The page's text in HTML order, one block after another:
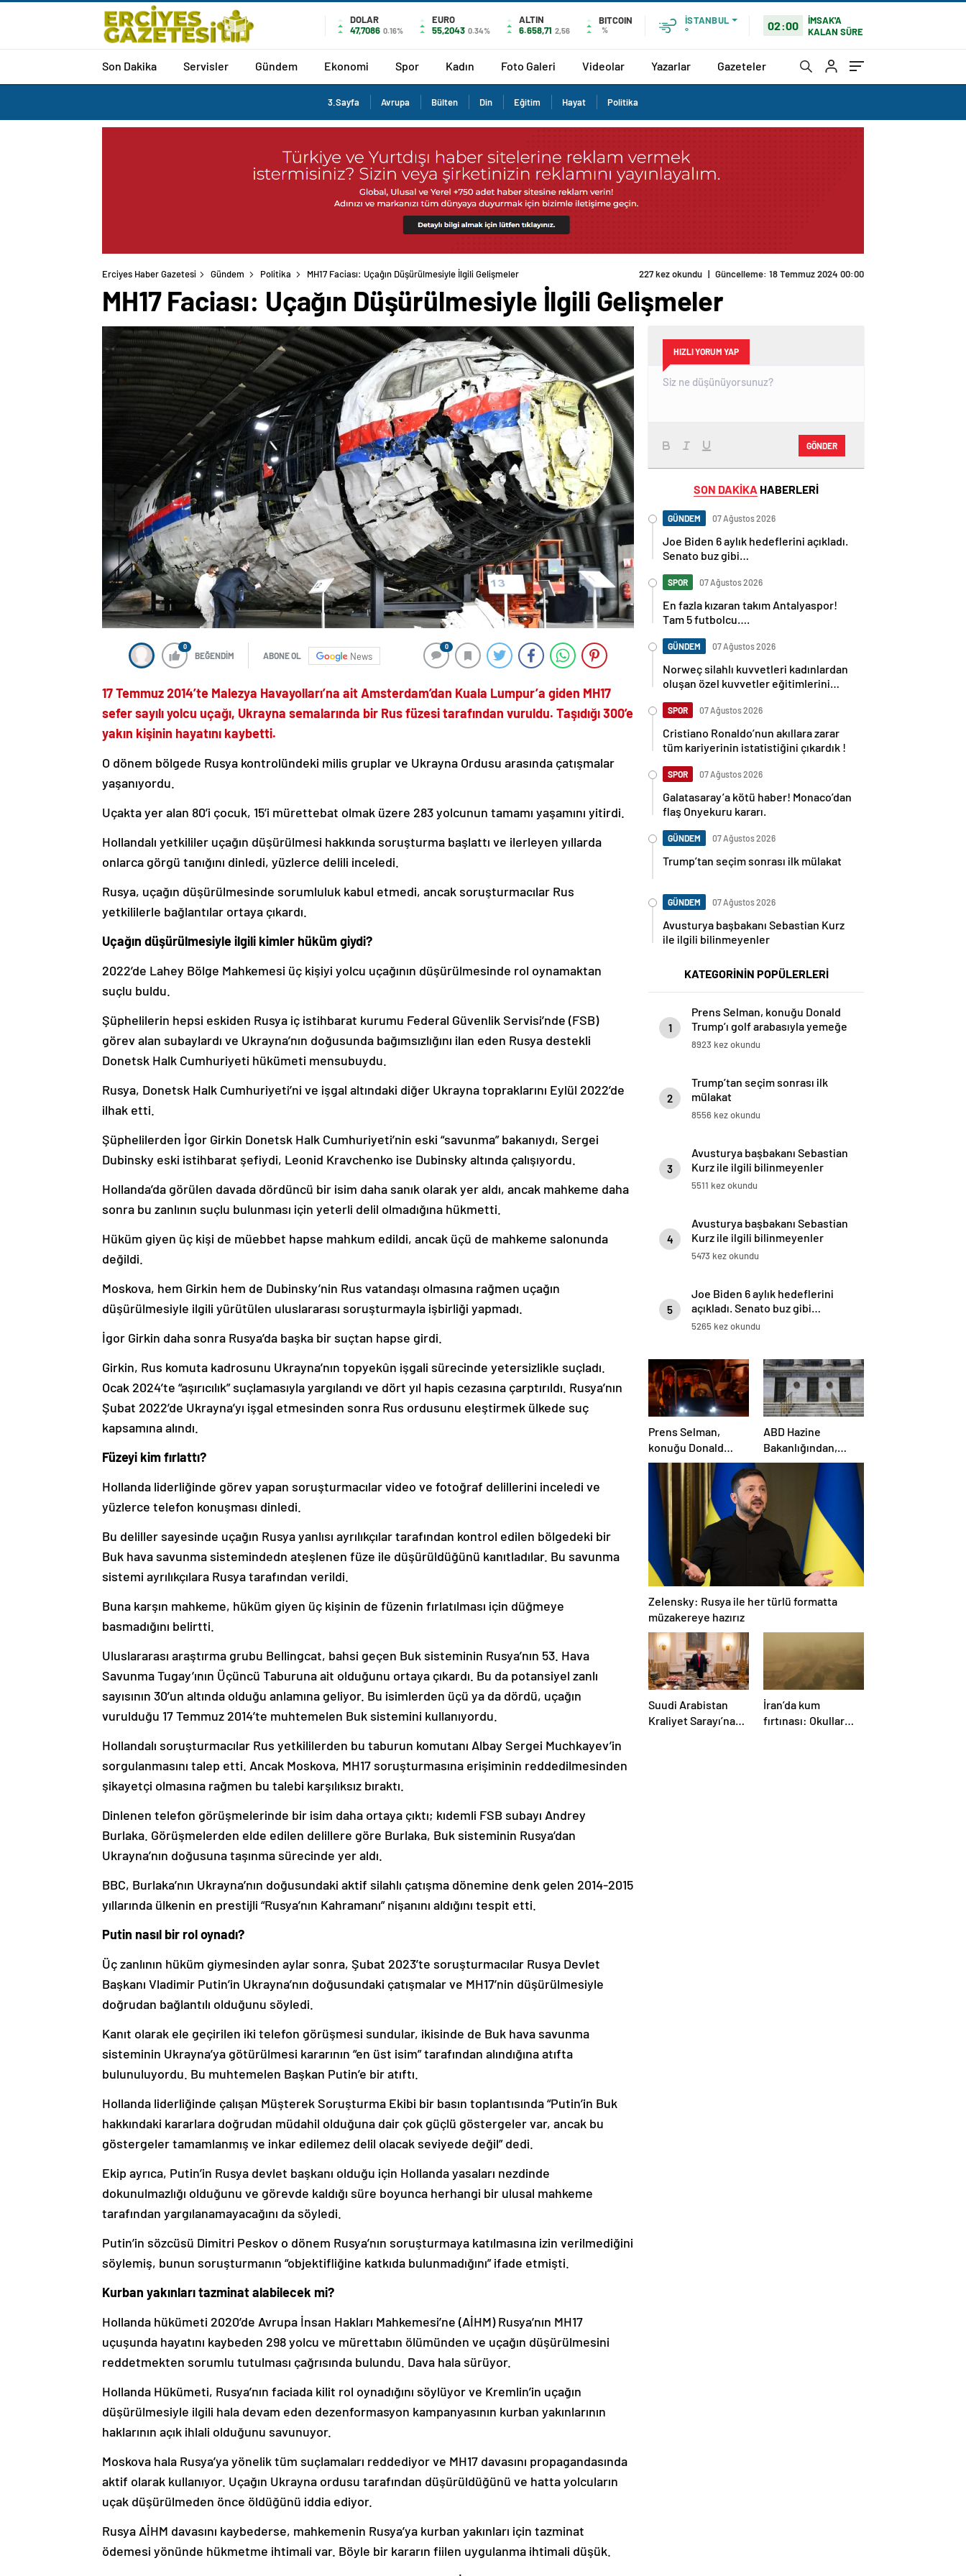
DOLAR
47,7086 0.16%
EURO
55,2043 0.34%
ALTIN
6.658,71 2,56
BITCOIN
%
İSTANBUL
°
02:00
İMSAK'A
KALAN SÜRE
Son Dakika Servisler Gündem Ekonomi Spor Kadın Foto Galeri Videolar Yazarlar Gazeteler
3.Sayfa Avrupa Bülten Din Eğitim Hayat Politika
Erciyes Haber Gazetesi Gündem Politika MH17 Faciası: Uçağın Düşürülmesiyle İlgili Gelişmeler 227 kez okundu | Güncelleme: 18 Temmuz 2024 00:00
MH17 Faciası: Uçağın Düşürülmesiyle İlgili Gelişmeler
0
BEĞENDİM ABONE OL News
0
17 Temmuz 2014’te Malezya Havayolları’na ait Amsterdam’dan Kuala Lumpur’a giden MH17
sefer sayılı yolcu uçağı, Ukrayna semalarında bir Rus füzesi tarafından vuruldu. Taşıdığı 300’e
yakın kişinin hayatını kaybetti.
O dönem bölgede Rusya kontrolündeki milis gruplar ve Ukrayna Ordusu arasında çatışmalar
yaşanıyordu.
Uçakta yer alan 80’i çocuk, 15’i mürettebat olmak üzere 283 yolcunun tamamı yaşamını yitirdi.
Hollandalı yetkililer uçağın düşürülmesi hakkında soruşturma başlattı ve ilerleyen yıllarda
onlarca görgü tanığını dinledi, yüzlerce delili inceledi.
Rusya, uçağın düşürülmesinde sorumluluk kabul etmedi, ancak soruşturmacılar Rus
yetkililerle bağlantılar ortaya çıkardı.
Uçağın düşürülmesiyle ilgili kimler hüküm giydi?
2022’de Lahey Bölge Mahkemesi üç kişiyi yolcu uçağının düşürülmesinde rol oynamaktan
suçlu buldu.
Şüphelilerin hepsi eskiden Rusya iç istihbarat kurumu Federal Güvenlik Servisi’nde (FSB)
görev alan subaylardı ve Ukrayna’nın doğusunda bağımsızlığını ilan eden Rusya destekli
Donetsk Halk Cumhuriyeti hükümeti mensubuydu.
Rusya, Donetsk Halk Cumhuriyeti’ni ve işgal altındaki diğer Ukrayna topraklarını Eylül 2022’de
ilhak etti.
Şüphelilerden İgor Girkin Donetsk Halk Cumhuriyeti’nin eski “savunma” bakanıydı, Sergei
Dubinsky eski istihbarat şefiydi, Leonid Kravchenko ise Dubinsky altında çalışıyordu.
Hollanda’da görülen davada dördüncü bir isim daha sanık olarak yer aldı, ancak mahkeme daha
sonra bu zanlının suçlu bulunması için yeterli delil olmadığına hükmetti.
Hüküm giyen üç kişi de müebbet hapse mahkum edildi, ancak üçü de mahkeme salonunda
değildi.
Moskova, hem Girkin hem de Dubinsky’nin Rus vatandaşı olmasına rağmen uçağın
düşürülmesiyle ilgili yürütülen uluslararası soruşturmayla işbirliği yapmadı.
İgor Girkin daha sonra Rusya’da başka bir suçtan hapse girdi.
Girkin, Rus komuta kadrosunu Ukrayna’nın topyekûn işgali sürecinde yetersizlikle suçladı.
Ocak 2024’te “aşırıcılık” suçlamasıyla yargılandı ve dört yıl hapis cezasına çarptırıldı. Rusya’nın
Şubat 2022’de Ukrayna’yı işgal etmesinden sonra Rus ordusunu eleştirmek ülkede suç
kapsamına alındı.
Füzeyi kim fırlattı?
Hollanda liderliğinde görev yapan soruşturmacılar video ve fotoğraf delillerini inceledi ve
yüzlerce telefon konuşması dinledi.
Bu deliller sayesinde uçağın Rusya yanlısı ayrılıkçılar tarafından kontrol edilen bölgedeki bir
Buk hava savunma sistemindedn ateşlenen füze ile düşürüldüğünü kanıtladılar. Bu savunma
sistemi ayrılıkçılara Rusya tarafından verildi.
Buna karşın mahkeme, hüküm giyen üç kişinin de füzenin fırlatılması için düğmeye
basmadığını belirtti.
Uluslararası araştırma grubu Bellingcat, bahsi geçen Buk sisteminin Rusya’nın 53. Hava
Savunma Tugay’ının Üçüncü Taburuna ait olduğunu ortaya çıkardı. Bu da potansiyel zanlı
sayısının 30’un altında olduğu anlamına geliyor. Bu isimlerden üçü ya da dördü, uçağın
vurulduğu 17 Temmuz 2014’te muhtemelen Buk sistemini kullanıyordu.
Hollandalı soruşturmacılar Rus yetkililerden bu taburun komutanı Albay Sergei Muchkayev’in
sorgulanmasını talep etti. Ancak Moskova, MH17 soruşturmasına erişiminin reddedilmesinden
şikayetçi olmasına rağmen bu talebi karşılıksız bıraktı.
Dinlenen telefon görüşmelerinde bir isim daha ortaya çıktı; kıdemli FSB subayı Andrey
Burlaka. Görüşmelerden elde edilen delillere göre Burlaka, Buk sisteminin Rusya’dan
Ukrayna’nın doğusuna taşınma sürecinde yer aldı.
BBC, Burlaka’nın Ukrayna’nın doğusundaki aktif silahlı çatışma dönemine denk gelen 2014-2015
yıllarında ülkenin en prestijli “Rusya’nın Kahramanı” nişanını aldığını tespit etti.
Putin nasıl bir rol oynadı?
Üç zanlının hüküm giymesinden aylar sonra, Şubat 2023’te soruşturmacılar Rusya Devlet
Başkanı Vladimir Putin’in Ukrayna’nın doğusundaki çatışmalar ve MH17’nin düşürülmesiyle
doğrudan bağlantılı olduğunu söyledi.
Kanıt olarak ele geçirilen iki telefon görüşmesi sundular, ikisinde de Buk hava savunma
sisteminin Ukrayna’ya götürülmesi kararının “en üst isim” tarafından alındığına atıfta
bulunuluyordu. Bu muhtemelen Başkan Putin’e bir atıftı.
Hollanda liderliğinde çalışan Müşterek Soruşturma Ekibi bir basın toplantısında “Putin’in Buk
hakkındaki kararlara doğrudan müdahil olduğuna dair çok güçlü göstergeler var, ancak bu
göstergeler tamamlanmış ve inkar edilemez delil olacak seviyede değil” dedi.
Ekip ayrıca, Putin’in Rusya devlet başkanı olduğu için Hollanda yasaları nezdinde
dokunulmazlığı olduğunu ve görevde kaldığı süre boyunca herhangi bir ulusal mahkeme
tarafından yargılanamayacağını da söyledi.
Putin’in sözcüsü Dimitri Peskov o dönem Rusya’nın soruşturmaya katılmasına izin verilmediğini
söylemiş, bunun soruşturmanın “objektifliğine katkıda bulunmadığını” ifade etmişti.
Kurban yakınları tazminat alabilecek mi?
Hollanda hükümeti 2020’de Avrupa İnsan Hakları Mahkemesi’ne (AİHM) Rusya’nın MH17
uçuşunda hayatını kaybeden 298 yolcu ve mürettabın ölümünden ve uçağın düşürülmesini
reddetmekten sorumlu tutulması çağrısında bulundu. Dava hala sürüyor.
Hollanda Hükümeti, Rusya’nın faciada kilit rol oynadığını söylüyor ve Kremlin’in uçağın
düşürülmesiyle ilgili hala devam eden dezenformasyon kampanyasının kurban yakınlarının
haklarının açık ihlali olduğunu savunuyor.
Moskova hala Rusya’ya yönelik tüm suçlamaları reddediyor ve MH17 davasını propagandasında
aktif olarak kullanıyor. Uçağın Ukrayna ordusu tarafından düşürüldüğünü ve hatta yolcuların
uçak düşürülmeden önce öldüğünü iddia ediyor.
Rusya AİHM davasını kaybederse, mahkemenin Rusya’ya kurban yakınları için tazminat
ödemesi yönünde hükmetme ihtimali var. Böyle bir kararın fiilen uygulanma ihtimali düşük.
HIZLI YORUM YAP
GÖNDER
SON DAKİKA HABERLERİ
GÜNDEM 07 Ağustos 2026
Joe Biden 6 aylık hedeflerini açıkladı.
Senato buz gibi…
SPOR 07 Ağustos 2026
En fazla kızaran takım Antalyaspor!
Tam 5 futbolcu….
GÜNDEM 07 Ağustos 2026
Norweç silahlı kuvvetleri kadınlardan
oluşan özel kuvvetler eğitimlerini
SPOR 07 Ağustos 2026
Cristiano Ronaldo’nun akıllara zarar
tüm kariyerinin istatistiğini çıkardık !
SPOR 07 Ağustos 2026
Galatasaray’a kötü haber! Monaco’dan
flaş Onyekuru kararı.
GÜNDEM 07 Ağustos 2026
Trump’tan seçim sonrası ilk mülakat
GÜNDEM 07 Ağustos 2026
Avusturya başbakanı Sebastian Kurz
ile ilgili bilinmeyenler
KATEGORİNİN POPÜLERLERİ
1
Prens Selman, konuğu Donald
Trump’ı golf arabasıyla yemeğe
götürdü
8923 kez okundu
2
Trump’tan seçim sonrası ilk
mülakat
8556 kez okundu
3
Avusturya başbakanı Sebastian
Kurz ile ilgili bilinmeyenler
5511 kez okundu
4
Avusturya başbakanı Sebastian
Kurz ile ilgili bilinmeyenler
5473 kez okundu
5
Joe Biden 6 aylık hedeflerini
açıkladı. Senato buz gibi…
5265 kez okundu
Prens Selman,
konuğu Donald
Trump’ı golf
arabasıyla yemeğe
götürdü
ABD Hazine
Bakanlığından,
Suriye’ye yönelik
yaptırımların
hafifletilmesi için
adım
Zelensky: Rusya ile her türlü formatta
müzakereye hazırız
Suudi Arabistan
Kraliyet Sarayı’na
İran’da kum
fırtınası: Okullar